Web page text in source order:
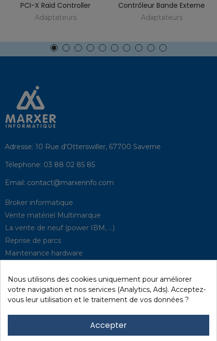
PCI-X Raid Controller
Adaptateurs
Contrôleur Bande Externe
Adaptateurs
Adresse: 10 Rue d'Otterswiller, 67700 Saverne
Télephone: 03 88 02 85 85
Email: contact@marxerinfo.com​
Broker informatique
Vente matériel Multimarque
La vente de neuf (power IBM, …)
Reprise de parcs
Maintenance hardware
Solutions de P.R.A
Nous utilisons des cookies uniquement pour améliorer
votre navigation et nos services (Analytics, Ads). Acceptez-
vous leur utilisation et le traitement de vos données ?
Accepter